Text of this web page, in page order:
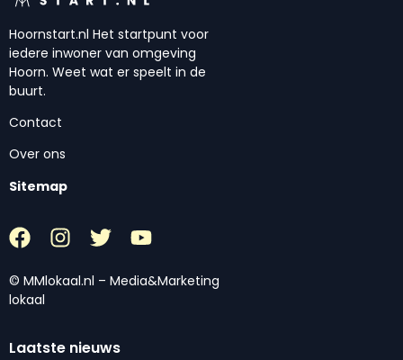
Hoornstart.nl Het startpunt voor
iedere inwoner van omgeving
Hoorn. Weet wat er speelt in de
buurt.
Contact
Over ons
Sitemap
© MMlokaal.nl – Media&Marketing
lokaal
Laatste nieuws